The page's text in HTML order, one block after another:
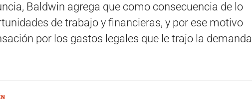
Baldwin agrega que como consecuencia de lo
de trabajo y financieras, y por ese motivo
por los gastos legales que le trajo la demanda